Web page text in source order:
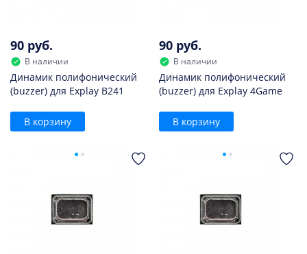
90 руб.
В наличии
Динамик полифонический
(buzzer) для Explay B241
В корзину
90 руб.
В наличии
Динамик полифонический
(buzzer) для Explay 4Game
В корзину